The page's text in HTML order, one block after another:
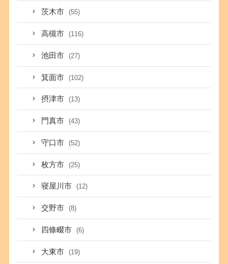
茨木市 (55)
高槻市 (116)
池田市 (27)
箕面市 (102)
摂津市 (13)
門真市 (43)
守口市 (52)
枚方市 (25)
寝屋川市 (12)
交野市 (8)
四條畷市 (6)
大東市 (19)